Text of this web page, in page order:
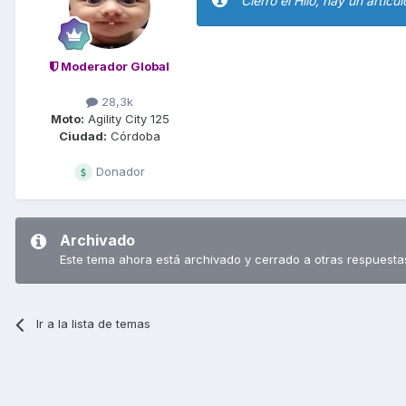
Moderador Global
28,3k
Moto: Agility City 125
Ciudad: Córdoba
Donador
Archivado
Este tema ahora está archivado y cerrado a otras
Ir a la lista de temas